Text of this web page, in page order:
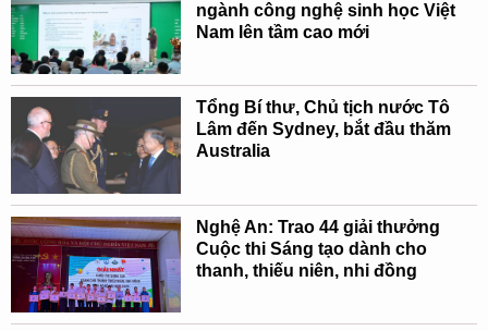
ngành công nghệ sinh học Việt
Nam lên tầm cao mới
Tổng Bí thư, Chủ tịch nước Tô
Lâm đến Sydney, bắt đầu thăm
Australia
Nghệ An: Trao 44 giải thưởng
Cuộc thi Sáng tạo dành cho
thanh, thiếu niên, nhi đồng